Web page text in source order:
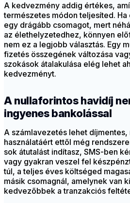
A kedvezmény addig értékes,
természetes módon teljesíted. Ha
egy drágább csomagot, mert
az élethelyzetedhez, könnyen
nem ez a legjobb választás. Egy
fizetés összegének változása
szokások átalakulása elég lehet
kedvezményt.
A nullaforintos havidíj
ingyenes bankolással
A számlavezetés lehet
használatáért ettől még
sok átutalást indítasz, SMS-ben
vagy gyakran veszel fel
túl, a teljes éves költséged
másik csomagnál, amelynek van
kedvezőbbek a tranzakciós